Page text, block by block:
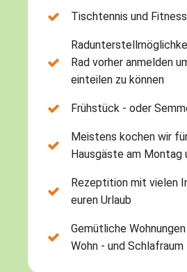
Tischtennis und
Rad vorher anmelden
einteilen zu können
Frühstück - oder
Meistens kochen wir
Hausgäste am Montag
Rezeptition mit vielen
euren Urlaub
Gemütliche
Wohn - und Schlafraum